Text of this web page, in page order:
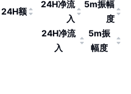
24H额
24H净流
入
5m振幅
度
24H净流
入
5m振
幅度